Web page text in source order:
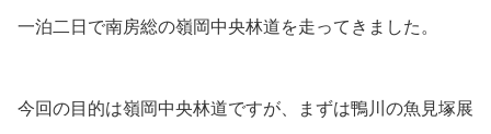
一泊二日で南房総の嶺岡中央林道を走ってきました。
今回の目的は嶺岡中央林道ですが、まずは鴨川の魚見塚展